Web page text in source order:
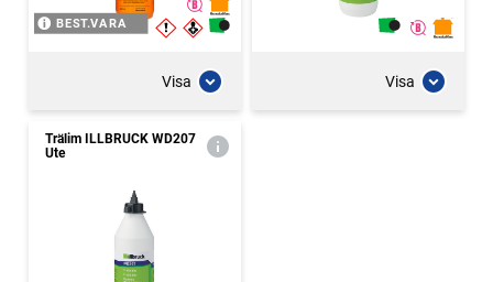
BEST.VARA
Visa Visa
Trälim ILLBRUCK WD207
Ute